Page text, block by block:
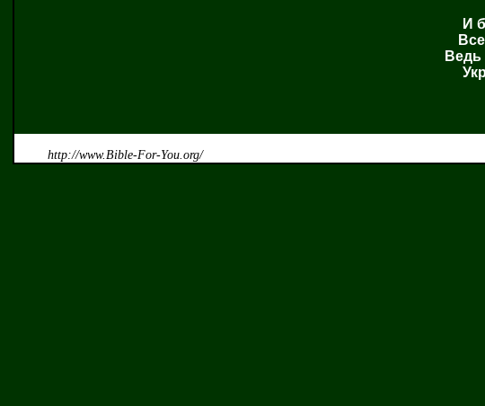
И
Ведь
http://www.Bible-For-You.org/